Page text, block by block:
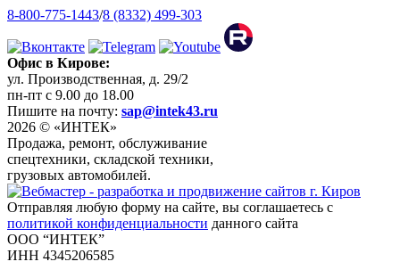
8-800-775-1443/8 (8332) 499-303
Офис в Кирове:
ул. Производственная, д. 29/2
пн-пт с 9.00 до 18.00
Пишите на почту: sap@intek43.ru
2026 © «ИНТЕК»
Продажа, ремонт, обслуживание
спецтехники, складской техники,
грузовых автомобилей.
Отправляя любую форму на сайте, вы соглашаетесь с
политикой конфиденциальности данного сайта
ООО “ИНТЕК”
ИНН 4345206585